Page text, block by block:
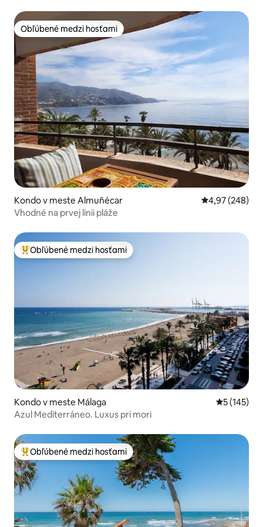
Obľúbené medzi hosťami
Obľúbené medzi hosťami
Kondo v meste Almuñécar Priemerné
4,97 (248)
Vhodné na prvej línii pláže
Najobľúbenejšie medzi hosťami
Obľúbené medzi hosťami
Kondo v meste Málaga Priemerné
5 (145)
Azul Mediterráneo. Luxus pri mori
Najobľúbenejšie medzi hosťami
Obľúbené medzi hosťami